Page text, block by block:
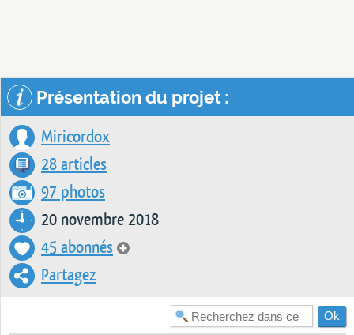
Présentation du projet :
Miricordox
28 articles
97 photos
20 novembre 2018
45 abonnés
Partagez